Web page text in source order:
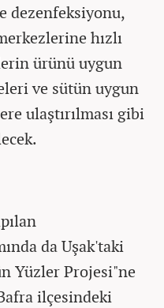
dezenfeksiyonu,
hızlı
ürünü uygun
ve sütün uygun
ulaştırılması gibi
da Uşak'taki
Yüzler Projesi"ne
ilçesindeki